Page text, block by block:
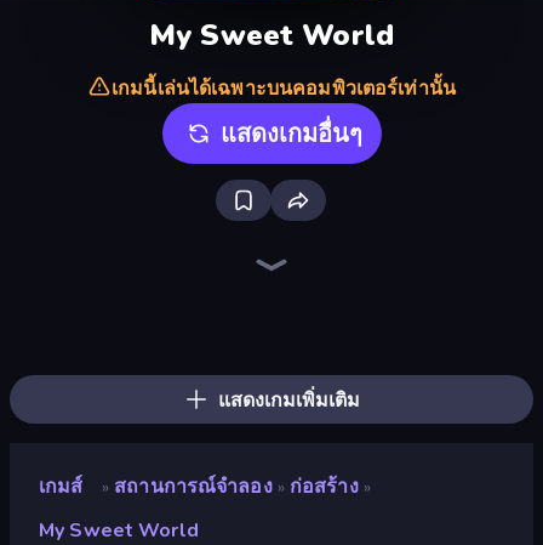
My Sweet World
เกมนี้เล่นได้เฉพาะบนคอมพิวเตอร์เท่านั้น
แสดงเกมอื่นๆ
แสดงเกมเพิ่มเติม
เกมส์ » สถานการณ์จำลอง » ก่อสร้าง »
My Sweet World